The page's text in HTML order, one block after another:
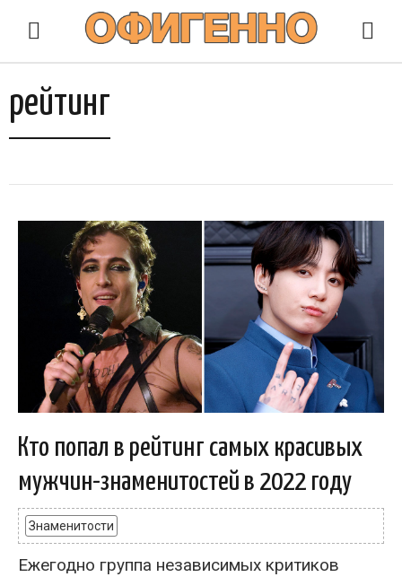
рейтинг
Кто попал в рейтинг самых красивых
мужчин-знаменитостей в 2022 году
Знаменитости
Ежегодно группа независимых критиков